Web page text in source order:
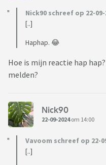
Nick90 schreef op 22-09-
[..]
Haphap. 😂
Hoe is mijn reactie hap
melden?
Nick90
22-09-2024om 14:00
Vavoom schreef op 22-
[..]